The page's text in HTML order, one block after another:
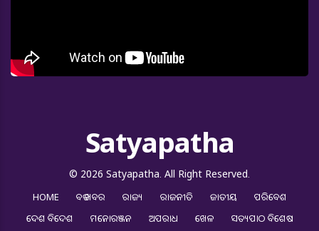
Satyapatha
© 2026 Satyapatha. All Right Reserved.
HOME ବଡ ଖବର ରାଜ୍ୟ ରାଜନୀତି ଜାତୀୟ
ପରିବେଶ
ଦେଶ ବିଦେଶ
ମନୋରଞ୍ଜନ ଅପରାଧ ଖେଳ ସତ୍ୟପାଠ ବିଶେଷ